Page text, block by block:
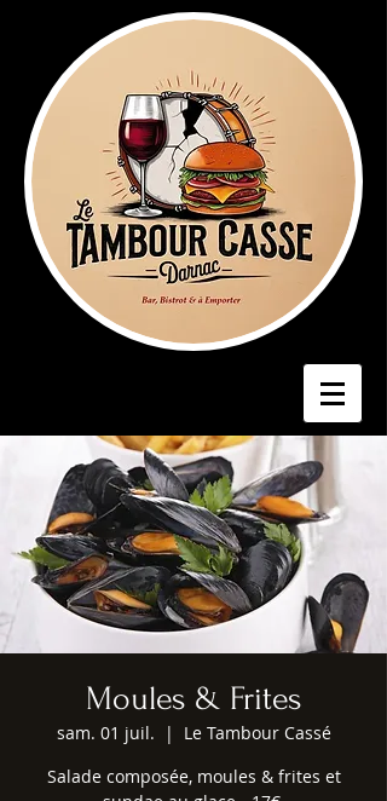
Moules & Frites
sam. 01 juil.
  |
Le Tambour Cassé
Salade composée, moules & frites et